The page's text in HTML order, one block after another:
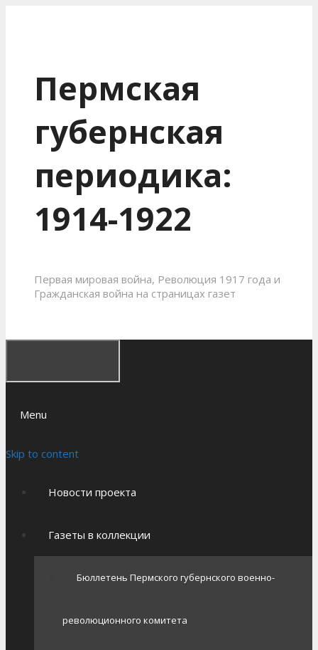
Пермская
губернская
периодика:
1914-1922
Первая мировая война, Революция 1917 года и
Гражданская война на страницах газет
Menu
Skip to content
Новости проекта
Газеты в коллекции
Бюллетень Пермского губернского военно-
революционного комитета